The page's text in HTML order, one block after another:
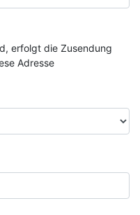
erfolgt die Zusendung
Adresse